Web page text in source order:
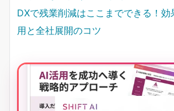
DXで残業削減はここまでできる！
用と全社展開のコツ